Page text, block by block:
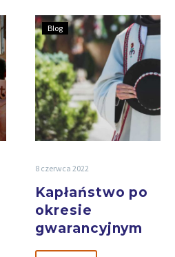
Blog
8 czerwca 2022
Kapłaństwo po
okresie
gwarancyjnym